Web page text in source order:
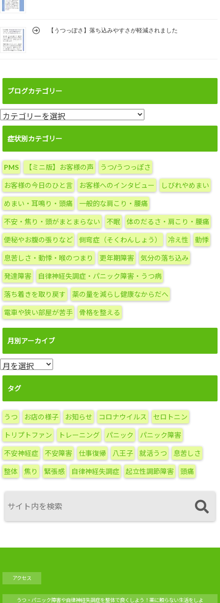
【うつっぽさ】落ち込みやすさが軽減されました
ブログカテゴリー
ブ
ロ
カ
テ
ゴ
リ
ー
症状別カテゴリー
PMS 【ミニ版】お客様の声 うつ/うつっぽさ
お客様の今日のひと言 お客様へのインタビュー しびれやめまい
めまい・耳鳴り・頭痛 一般的な肩こり・腰痛
不安・焦り・頭がまとまらない 不眠 体のだるさ・肩こり・腰痛
便秘やお腹の張りなど 側弯症（そくわんしょう） 冷え性 動悸
息苦しさ・動悸・喉のつまり 更年期障害 気分の落ち込み
発達障害 自律神経失調症・パニック障害・うつ病
落ち着きを取り戻す 薬の量を減らし健康なからだへ
電車や狭い部屋が苦手 骨格を整える
月別アーカイブ
月
別
ー
カ
イ
ブ
タグ
うつ お店の様子 お知らせ コロナウイルス セロトニン
トリプトファン トレーニング パニック パニック障害
不安神経症 不安障害 仕事復帰 八王子 就活うつ 息苦しさ
整体 焦り 緊張感 自律神経失調症 起立性調節障害 頭痛
アクセス
うつ・パニック障害や自律神経失調症を整体で良くしよう！薬に頼らない生活をしよ